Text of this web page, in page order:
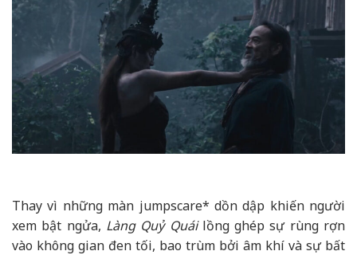
Thay vì những màn jumpscare* dồn dập khiến người
xem bật ngửa, Làng Quỷ Quáilồng ghép sự rùng rợn
vào không gian đen tối, bao trùm bởi âm khí và sự bất